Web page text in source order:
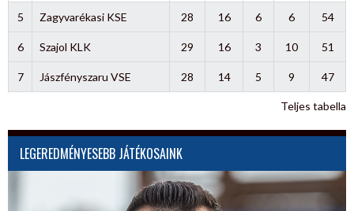
5 Zagyvarékasi KSE 28 16 6 6 54
6 Szajol KLK 29 16 3 10 51
7 Jászfényszaru VSE 28 14 5 9 47
Teljes tabella
LEGEREDMÉNYESEBB JÁTÉKOSAINK